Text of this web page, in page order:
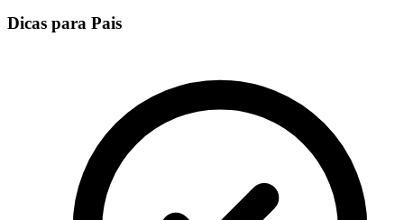
Dicas para Pais